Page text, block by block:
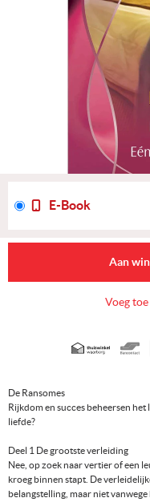
De Ransomes
Rijkdom en succes beheersen
liefde?
Deel 1 De grootste verleiding
Nee, op zoek naar vertier of een
kroeg binnen stapt. De
belangstelling, maar niet
E-Book
Aan
Voeg
Geaccepteerde